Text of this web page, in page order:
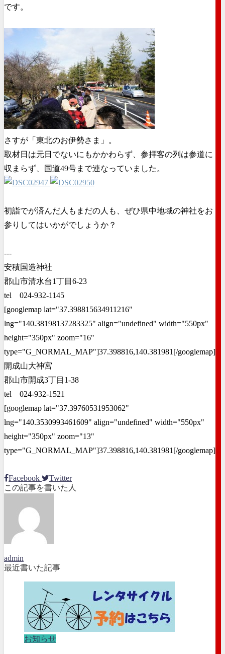
です。
さすが「東北のお伊勢さま」。
取材日は元日でないにもかかわらず、参拝客の列は参道に
収まらず、国道49号まで連なっていました。
初詣でが済んだ人もまだの人も、ぜひ県中地域の神社をお
参りしてはいかがでしょうか？
---
安積国造神社
郡山市清水台1丁目6-23
tel 024-932-1145
[googlemap lat="37.398815634911216"
lng="140.38198137283325" align="undefined" width="550px"
height="350px" zoom="16"
type="G_NORMAL_MAP"]37.398816,140.381981[/googlemap]
開成山大神宮
郡山市開成3丁目1-38
tel 024-932-1521
[googlemap lat="37.39760531953062"
lng="140.3530993461609" align="undefined" width="550px"
height="350px" zoom="13"
type="G_NORMAL_MAP"]37.398816,140.381981[/googlemap]
Facebook
Twitter
この記事を書いた人
admin
最近書いた記事
お知らせ